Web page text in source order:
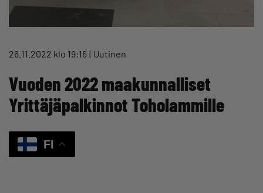
26.11.2022 klo 19:16 Uutinen
Vuoden 2022 maakunnalliset
Yrittäjäpalkinnot Toholammille
FI